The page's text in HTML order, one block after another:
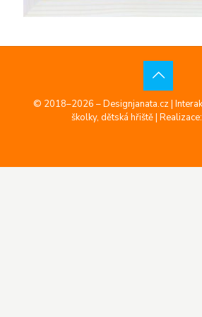
© 2018–2026 – Designjanata.cz |
školky, dětská hřiště |